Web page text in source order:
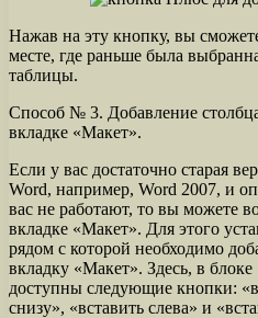
Нажав на эту кнопку, вы
месте, где раньше была
таблицы.
Способ № 3. Добавление
вкладке «Макет».
Если у вас достаточно старая
Word, например, Word 2007, и
вас не работают, то вы можете
вкладке «Макет». Для этого
рядом с которой необходимо
вкладку «Макет». Здесь, в
доступны следующие кнопки:
снизу», «вставить слева» и